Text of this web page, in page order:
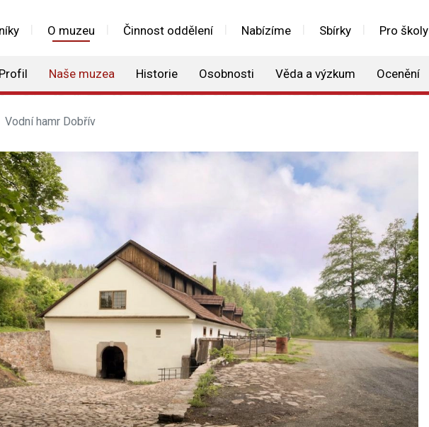
O muzeu Činnost oddělení Nabízíme Sbírky Pro školy
Profil Naše muzea Historie Osobnosti Věda a výzkum Ocenění
Vodní hamr Dobřív